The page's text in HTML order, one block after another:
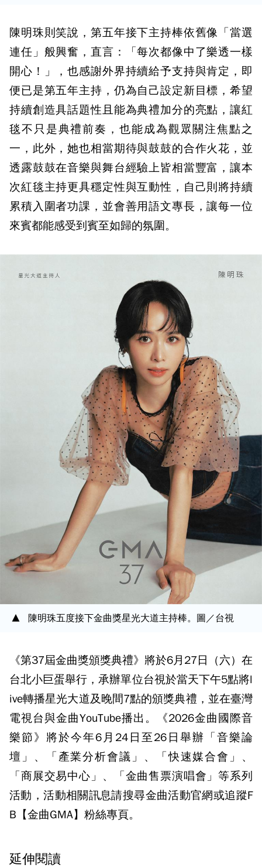
陳明珠則笑說，第五年接下主持棒依舊像「當選
連任」般興奮，直言：「每次都像中了樂透一樣
開心！」，也感謝外界持續給予支持與肯定，即
便已是第五年主持，仍為自己設定新目標，希望
持續創造具話題性且能為典禮加分的亮點，讓紅
毯不只是典禮前奏，也能成為觀眾關注焦點之
一，此外，她也相當期待與鼓鼓的合作火花，並
透露鼓鼓在音樂與舞台經驗上皆相當豐富，讓本
次紅毯主持更具穩定性與互動性，自己則將持續
累積入圍者功課，並會善用語文專長，讓每一位
來賓都能感受到賓至如歸的氛圍。
陳明珠五度接下金曲獎星光大道主持棒。圖／台視
《第37屆金曲獎頒獎典禮》將於6月27日（六）在
台北小巨蛋舉行，承辦單位台視於當天下午5點將l
ive轉播星光大道及晚間7點的頒獎典禮，並在臺灣
電視台與金曲YouTube播出。《2026金曲國際音
樂節》將於今年6月24日至26日舉辦「音樂論
壇」、「產業分析會議」、「快速媒合會」、
「商展交易中心」、「金曲售票演唱會」等系列
活動，活動相關訊息請搜尋金曲活動官網或追蹤F
B【金曲GMA】粉絲專頁。
延伸閱讀